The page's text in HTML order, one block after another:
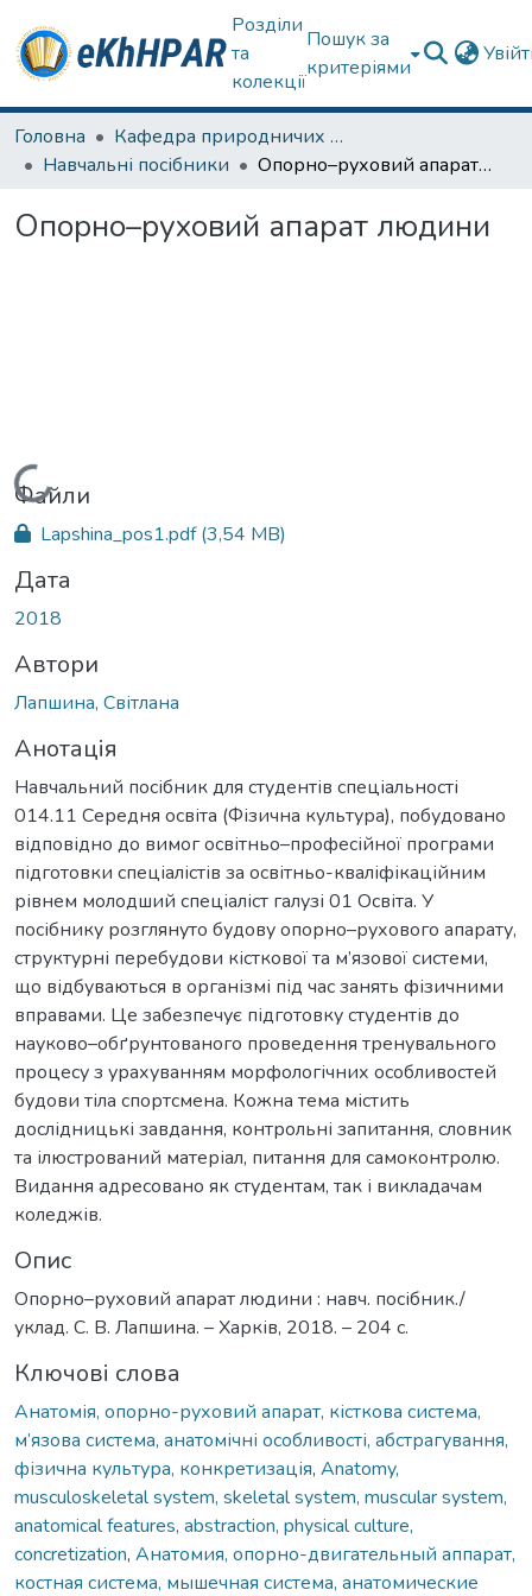
Розділи
та
колекції
Пошук за
критеріями
Головна
Кафедра природничих наук та здоров'язбереження
Навчальні посібники
Опорно–руховий апарат людини
Опорно–руховий апарат людини
Вантажиться...
Файли
Lapshina_pos1.pdf(3,54 MB)
Дата
2018
Автори
Лапшина, Світлана
Анотація
Навчальний посібник для студентів спеціальності
014.11 Середня освіта (Фізична культура), побудовано
відповідно до вимог освітньо–професійної програми
підготовки спеціалістів за освітньо-кваліфікаційним
рівнем молодший спеціаліст галузі 01 Освіта. У
посібнику розглянуто будову опорно–рухового апарату,
структурні перебудови кісткової та м’язової системи,
що відбуваються в організмі під час занять фізичними
вправами. Це забезпечує підготовку студентів до
науково–обґрунтованого проведення тренувального
процесу з урахуванням морфологічних особливостей
будови тіла спортсмена. Кожна тема містить
дослідницькі завдання, контрольні запитання, словник
та ілюстрований матеріал, питання для самоконтролю.
Видання адресовано як студентам, так і викладачам
коледжів.
Опис
Опорно–руховий апарат людини : навч. посібник./
уклад. С. В. Лапшина. – Харків, 2018. – 204 с.
Ключові слова
Анатомія, опорно-руховий апарат, кісткова система,
м’язова система, анатомічні особливості, абстрагування,
фізична культура, конкретизація, Anatomy,
musculoskeletal system, skeletal system, muscular system,
anatomical features, abstraction, physical culture,
concretization, Анатомия, опорно-двигательный аппарат,
костная система, мышечная система, анатомические